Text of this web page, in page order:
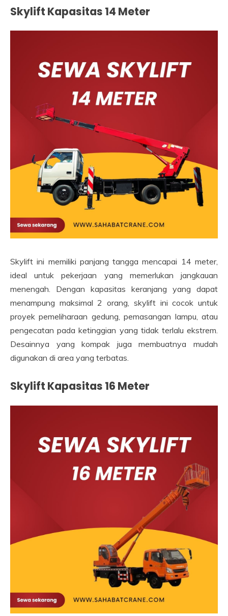
Skylift Kapasitas 14 Meter
Skylift ini memiliki panjang tangga mencapai 14 meter,
ideal untuk pekerjaan yang memerlukan jangkauan
menengah. Dengan kapasitas keranjang yang dapat
menampung maksimal 2 orang, skylift ini cocok untuk
proyek pemeliharaan gedung, pemasangan lampu, atau
pengecatan pada ketinggian yang tidak terlalu ekstrem.
Desainnya yang kompak juga membuatnya mudah
digunakan di area yang terbatas.
Skylift Kapasitas 16 Meter